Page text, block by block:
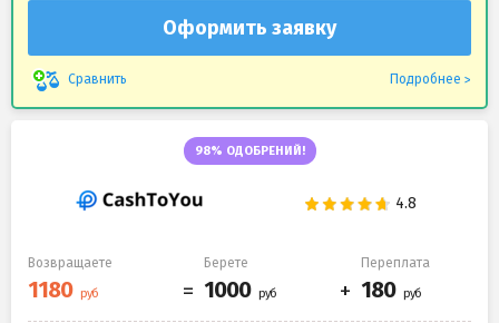
Оформить заявку
Сравнить Подробнее
98% ОДОБРЕНИЙ!
Возвращаете Берете Переплата